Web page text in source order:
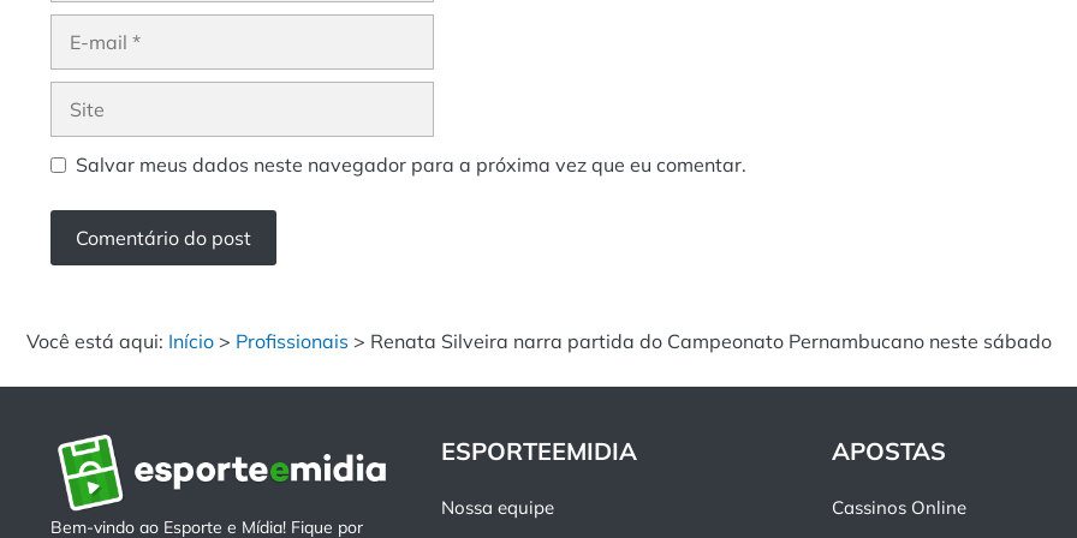
Site
Salvar meus dados neste navegador para a próxima vez que eu comentar.
Você está aqui: Início > Profissionais > Renata Silveira narra partida do Campeonato Pernambucano neste sábado
Bem-vindo ao Esporte e Mídia! Fique por
ESPORTEEMIDIA
Nossa equipe
APOSTAS
Cassinos Online